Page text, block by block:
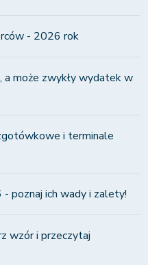
- 2026 rok
a może zwykły wydatek w
i terminale
poznaj ich wady i zalety!
wzór i przeczytaj